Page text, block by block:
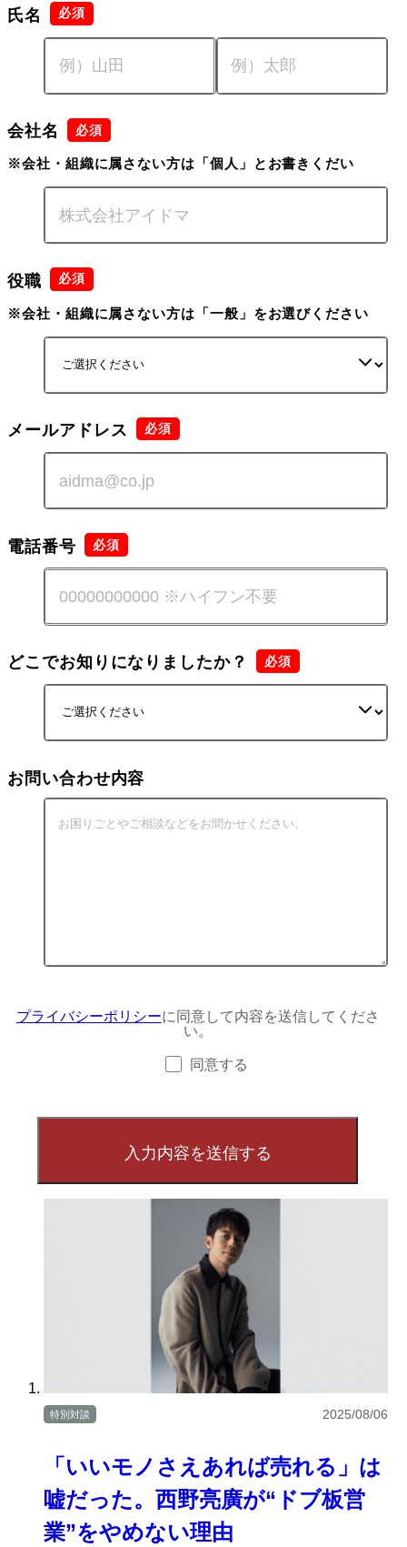
氏名
会社名
※会社・組織に属さない方は「個人」とお書きくだい
役職
※会社・組織に属さない方は「一般」をお選びください
メールアドレス
電話番号
どこでお知りになりましたか？
お問い合わせ内容
プライバシーポリシーに同意して内容を送信してくださ
い。
同意する
「いいモノさえあれば売れる」は
嘘だった。西野亮廣が“ドブ板営
業”をやめない理由
特別対談 2025/08/06